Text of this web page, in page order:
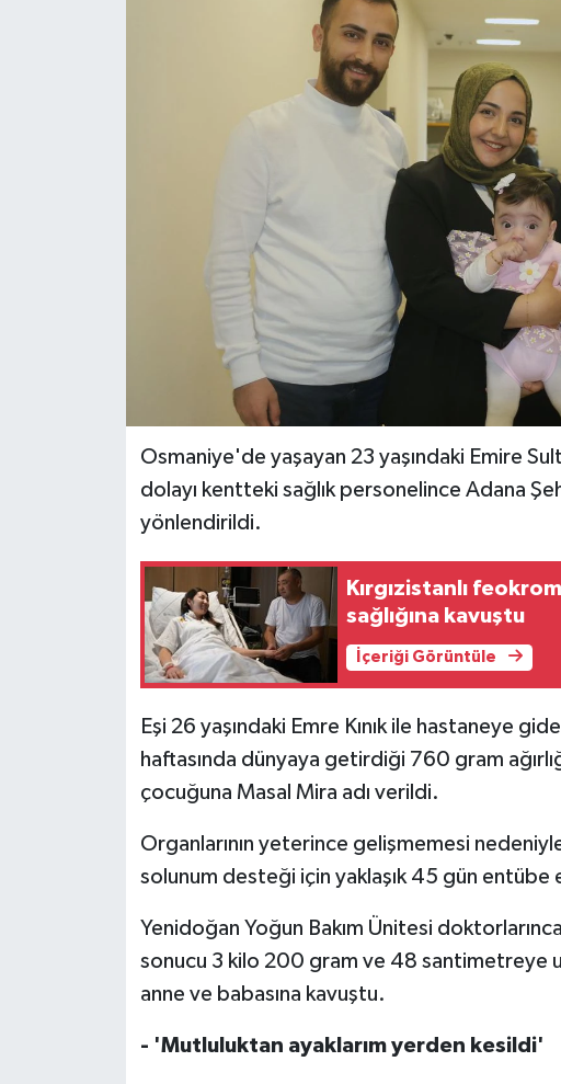
Osmaniye'de yaşayan 23 yaşındaki Emire
dolayı kentteki sağlık personelince Adana
yönlendirildi.
Kırgızistanlı
sağlığına kavuştu
İçeriği Görüntüle
Eşi 26 yaşındaki Emre Kınık ile hastaneye
haftasında dünyaya getirdiği 760 gram
çocuğuna Masal Mira adı verildi.
Organlarının yeterince gelişmemesi
solunum desteği için yaklaşık 45 gün entübe
Yenidoğan Yoğun Bakım Ünitesi
sonucu 3 kilo 200 gram ve 48 santimetreye
anne ve babasına kavuştu.
- 'Mutluluktan ayaklarım yerden kesildi'